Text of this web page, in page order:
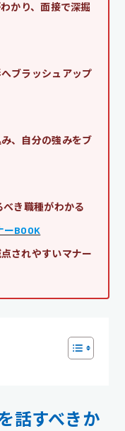
かり、面接で深掘
ブラッシュアップ
、自分の強みをブ
き職種がわかる
BOOK
されやすいマナー
話すべきか